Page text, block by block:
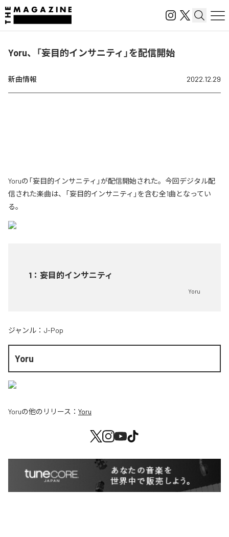
Yoru、「妄目的インサニティ」を配信開始
新曲情報 2022.12.29
Yoruの「妄目的インサニティ」が配信開始された。今回デジタル配
信された楽曲は、「妄目的インサニティ」を含む全1曲となってい
る。
1 ： 妄目的インサニティ
Yoru
ジャンル： J-Pop
Yoru
Yoruの他のリリース： Yoru